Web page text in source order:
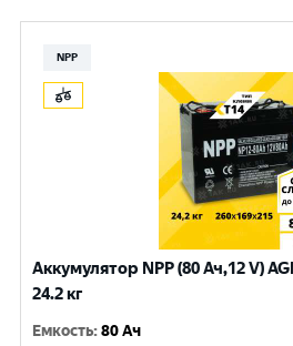
NPP
Аккумулятор NPP (80 Ач,12 V)
24.2 кг
Емкость:80 Ач